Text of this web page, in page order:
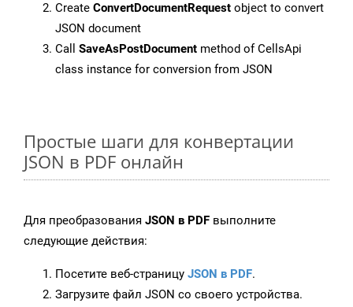
Create ConvertDocumentRequest object to convert
JSON document
Call SaveAsPostDocument method of CellsApi
class instance for conversion from JSON
Простые шаги для конвертации
JSON в PDF онлайн
Для преобразования JSON в PDF выполните
следующие действия:
Посетите веб-страницу JSON в PDF.
Загрузите файл JSON со своего устройства.